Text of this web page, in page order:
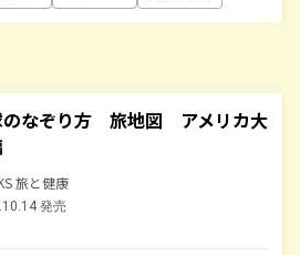
のなぞり方 旅地図 アメリカ大
旅と健康
発売